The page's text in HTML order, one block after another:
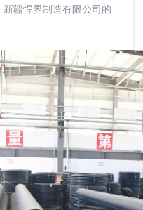
疆悍界制造有限公司的